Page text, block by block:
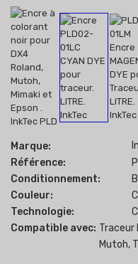
Marque:
Référence:
Conditionnement:
Couleur:
Technologie:
Compatible avec: Traceur
Mutoh,